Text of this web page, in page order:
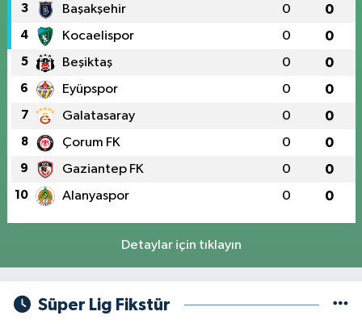
3 Başakşehir 0 0
4 Kocaelispor 0 0
5 Beşiktaş 0 0
6 Eyüpspor 0 0
7 Galatasaray 0 0
8 Çorum FK 0 0
9 Gaziantep FK 0 0
10 Alanyaspor 0 0
Detaylar için tıklayın
Süper Lig Fikstür